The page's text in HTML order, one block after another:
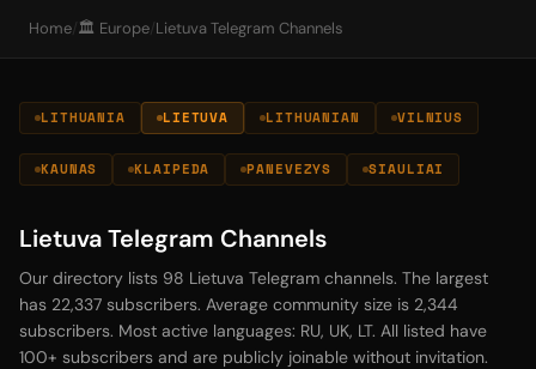
Home/ 🏛️ Europe/ Lietuva Telegram Channels
LITHUANIA LIETUVA LITHUANIAN VILNIUS
KAUNAS KLAIPEDA PANEVEZYS SIAULIAI
Lietuva Telegram Channels
Our directory lists 98 Lietuva Telegram channels. The largest
has 22,337 subscribers. Average community size is 2,344
subscribers. Most active languages: RU, UK, LT. All listed have
100+ subscribers and are publicly joinable without invitation.